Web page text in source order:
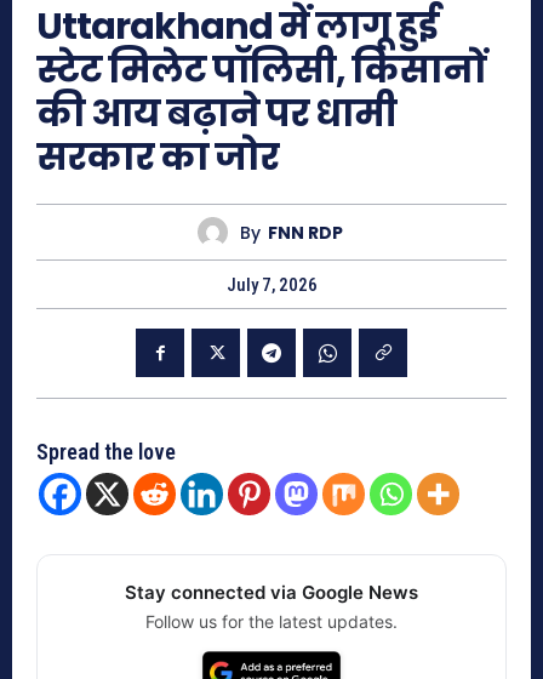
Uttarakhand में लागू हुई
स्टेट मिलेट पॉलिसी, किसानों
की आय बढ़ाने पर धामी
सरकार का जोर
By FNN RDP
July 7, 2026
Spread the love
Stay connected via Google News
Follow us for the latest updates.